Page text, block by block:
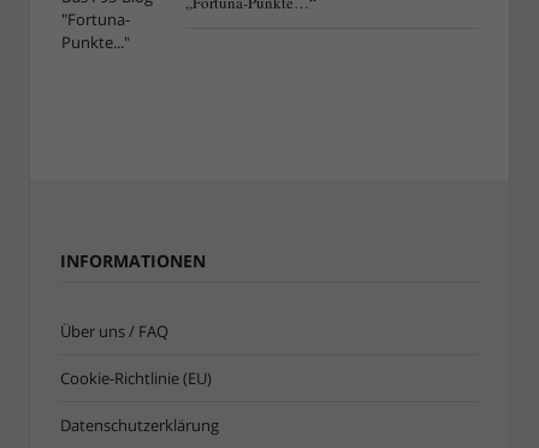
INFORMATIONEN
Über uns / FAQ
Cookie-Richtlinie (EU)
Datenschutzerklärung